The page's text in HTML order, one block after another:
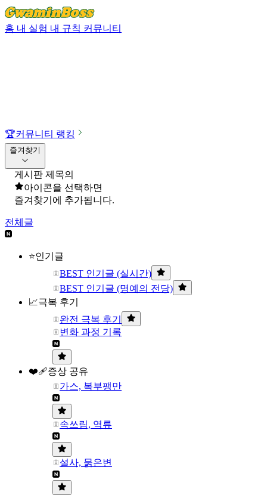
홈 내 실험 내 규칙 커뮤니티
🏆커뮤니티 랭킹
즐겨찾기
게시판 제목의
아이콘을 선택하면
즐겨찾기에 추가됩니다.
전체글
⭐인기글
BEST 인기글 (실시간)
BEST 인기글 (명예의 전당)
📈극복 후기
완전 극복 후기
변화 과정 기록
❤️‍🩹증상 공유
가스, 복부팽만
속쓰림, 역류
설사, 묽은변